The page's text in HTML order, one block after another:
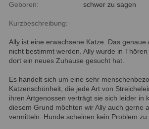
Geboren: schwer zu sagen
Kurzbeschreibung:
Ally ist eine erwachsene Katze. Das genaue
nicht bestimmt werden. Ally wurde in
dort ein neues Zuhause gesucht hat.
Es handelt sich um eine sehr
Katzenschönheit, die jede Art von
ihren Artgenossen verträgt sie sich leider in
diesem Grund möchten wir Ally auch gerne
vermitteln. Hunde scheinen kein Problem zu